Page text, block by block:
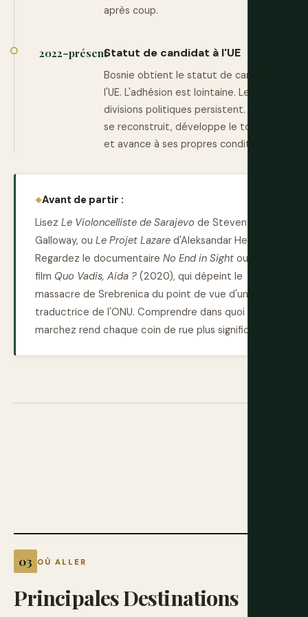
après coup.
2022–présentStatut de candidat à l'UE
Bosnie obtient le statut de candidat à
l'UE. L'adhésion est lointaine. Les
divisions politiques persistent. Le pays
se reconstruit, développe le tourisme
et avance à ses propres conditions.
Avant de partir :
Lisez Le Violoncelliste de Sarajevo de Steven
Galloway, ou Le Projet Lazare d'Aleksandar Hemon.
Regardez le documentaire No End in Sight ou le
film Quo Vadis, Aida ? (2020), qui dépeint le
massacre de Srebrenica du point de vue d'une
traductrice de l'ONU. Comprendre dans quoi vous
marchez rend chaque coin de rue plus significatif.
OÙ ALLER
PrincipalesDestinations